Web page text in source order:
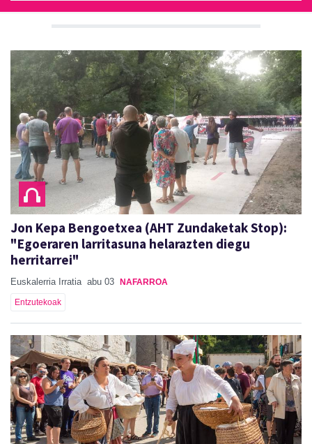
Jon Kepa Bengoetxea (AHT Zundaketak Stop):
"Egoeraren larritasuna helarazten diegu
herritarrei"
Euskalerria Irratia abu 03 NAFARROA
Entzutekoak